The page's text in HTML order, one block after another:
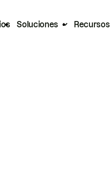
Soluciones Recursos